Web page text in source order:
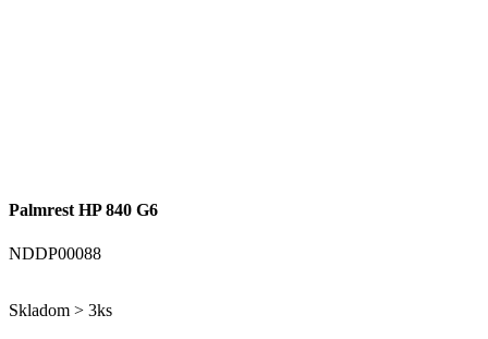
Palmrest HP 840 G6
NDDP00088
Skladom > 3ks